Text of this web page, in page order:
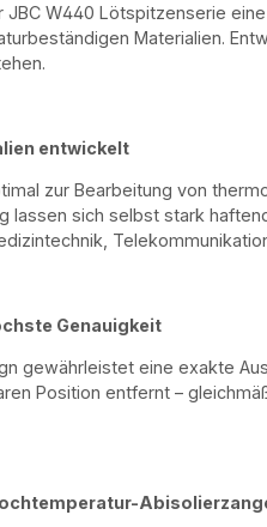
JBC W440 Lötspitzenserie
Materialien.
entwickelt
zur Bearbeitung von
lassen sich selbst stark
Genauigkeit
gewährleistet eine exakte
Position entfernt –